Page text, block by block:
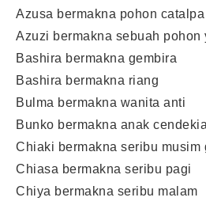
Azusa bermakna pohon catalpa
Azuzi bermakna sebuah pohon
Bashira bermakna gembira
Bashira bermakna riang
Bulma bermakna wanita anti
Bunko bermakna anak cendekia
Chiaki bermakna seribu musim
Chiasa bermakna seribu pagi
Chiya bermakna seribu malam